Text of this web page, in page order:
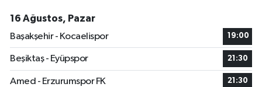
16 Ağustos, Pazar
Başakşehir - Kocaelispor
19:00
Beşiktaş - Eyüpspor 21:30
Amed - Erzurumspor FK 21:30